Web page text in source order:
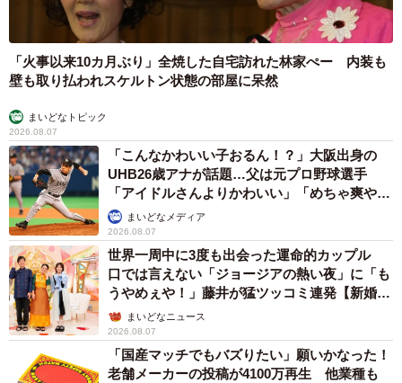
「火事以来10カ月ぶり」全焼した自宅訪れた林家ぺー 内装も
壁も取り払われスケルトン状態の部屋に呆然
まいどなトピック
2026.08.07
「こんなかわいい子おるん！？」大阪出身の
UHB26歳アナが話題…父は元プロ野球選手
「アイドルさんよりかわいい」「めちゃ爽や
か」まいどなメディア
2026.08.07
世界一周中に3度も出会った運命的カップル
口では言えない「ジョージアの熱い夜」に「も
うやめぇや！」藤井が猛ツッコミ連発【新婚さ
ん】まいどなニュース
2026.08.07
「国産マッチでもバズりたい」願いかなった！
老舗メーカーの投稿が4100万再生 他業種も